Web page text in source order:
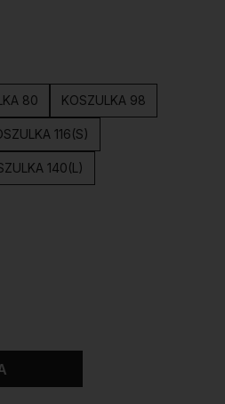
80 KOSZULKA 98
116(S)
140(L)